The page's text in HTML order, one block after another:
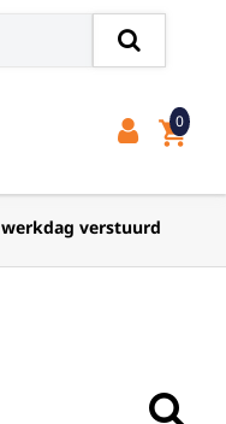
shopping_cart
0
Verzendkosten naar